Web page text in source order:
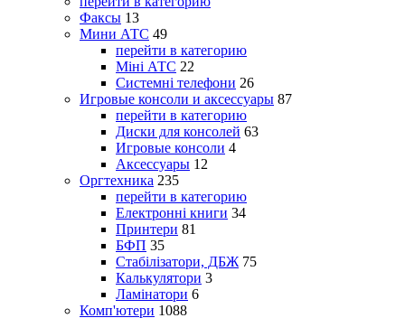
Факсы 13
Мини АТС 49
перейти в категорию
Міні АТС 22
Системні телефони 26
Игровые консоли и аксессуары 87
перейти в категорию
Диски для консолей 63
Игровые консоли 4
Аксессуары 12
Оргтехника 235
перейти в категорию
Електронні книги 34
Принтери 81
БФП 35
Стабілізатори, ДБЖ 75
Калькулятори 3
Ламінатори 6
Комп'ютери 1088